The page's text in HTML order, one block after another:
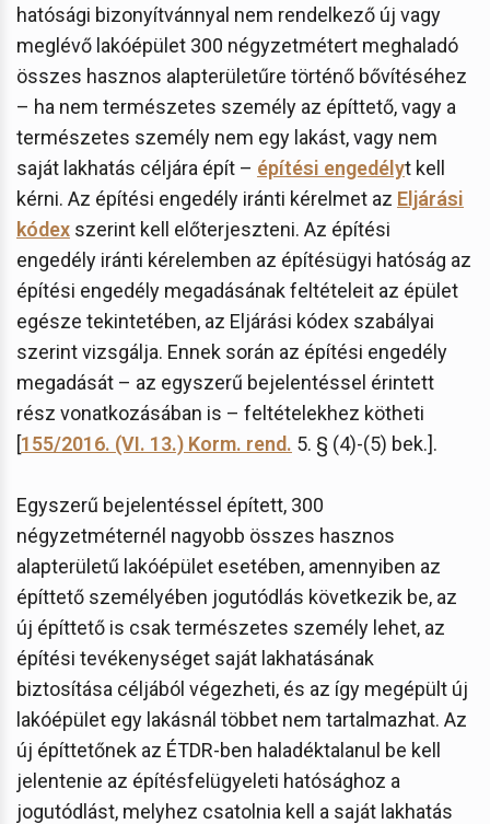
hatósági bizonyítvánnyal nem rendelkező új vagy
meglévő lakóépület 300 négyzetmétert meghaladó
összes hasznos alapterületűre történő bővítéséhez
– ha nem természetes személy az építtető, vagy a
természetes személy nem egy lakást, vagy nem
saját lakhatás céljára épít – építési engedélyt kell
kérni. Az építési engedély iránti kérelmet az Eljárási
kódex szerint kell előterjeszteni. Az építési
engedély iránti kérelemben az építésügyi hatóság az
építési engedély megadásának feltételeit az épület
egésze tekintetében, az Eljárási kódex szabályai
szerint vizsgálja. Ennek során az építési engedély
megadását – az egyszerű bejelentéssel érintett
rész vonatkozásában is – feltételekhez kötheti
[155/2016. (VI. 13.) Korm. rend. 5. § (4)-(5) bek.].
Egyszerű bejelentéssel épített, 300
négyzetméternél nagyobb összes hasznos
alapterületű lakóépület esetében, amennyiben az
építtető személyében jogutódlás következik be, az
új építtető is csak természetes személy lehet, az
építési tevékenységet saját lakhatásának
biztosítása céljából végezheti, és az így megépült új
lakóépület egy lakásnál többet nem tartalmazhat. Az
új építtetőnek az ÉTDR-ben haladéktalanul be kell
jelentenie az építésfelügyeleti hatósághoz a
jogutódlást, melyhez csatolnia kell a saját lakhatás